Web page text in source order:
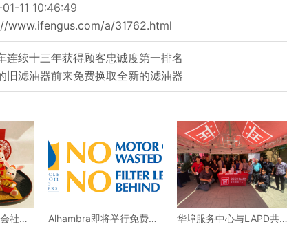
11 10:46:49
www.ifengus.com/a/31762.html
连续十三年获得顾客忠诚度第一排名
旧滤油器前来免费换取全新的滤油器
社区
Alhambra即将举行免费滤
华埠服务中心与LAPD共同